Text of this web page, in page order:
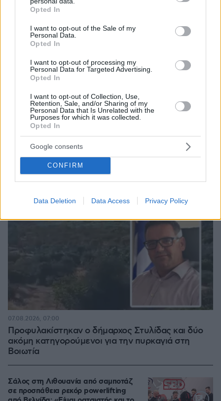
grant or deny consent to Google and its third-party tags to
use your data for below specified purposes in below Google
consent section.
Opted In
I want to opt-out of the Sale of my
Personal Data.
Opted In
I want to opt-out of processing my
Personal Data for Targeted Advertising.
Opted In
I want to opt-out of Collection, Use,
Retention, Sale, and/or Sharing of my
Personal Data that Is Unrelated with the
Purposes for which it was collected.
Opted In
Google consents
CONFIRM
Data Deletion Data Access Privacy Policy
Οργή στο Περού για το βίντεο της σεξουαλικής
επίθεσης μαέστρου σε 26χρονη τραγουδίστρια:
«Σιγά-σιγά θα το ξεπεράσεις» της έλεγαν από τη
μπάντα της
07.08.2026, 07:16
Προφυλακίστηκαν ο δήμαρχος Στυλίδας και δύο
ακόμη κατηγορούμενοι για την πυρκαγιά στη
Βοιωτία
07.08.2026, 07:00
Σάλος στη Λιθουανία από σαμποτάζ
σε προσπάθεια ρεκόρ powerlifting